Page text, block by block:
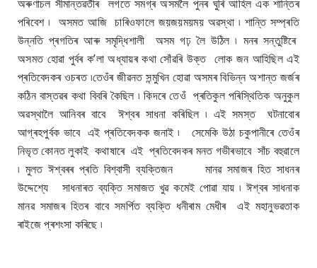
অৰুণাচল সীমান্তৱৰ্তীৰ লগতে সমগ্ৰ অসমলৈ পুনৰ ঘুৰি আহিল এক শান্তিৰ
পৰিবেশ ৷ অসমত আজি চাৰিওফালে জয়জয়ময়ময় অৱস্থা ৷ শান্তি সম্প্ৰতি
উন্নতি প্ৰগতিৰ আৰু সমৃদ্ধিশালী অসম গঢ় লৈ উঠিল ৷ মনৰ সন্তুষ্টিৰে
অসমত হোৱা পুৰ্বৰ ক’লা অধ্যায়ৰ কথা সোঁৱৰি উক্ত লোক জন আহিছিল এই
প্ৰতিবেদকৰ ওচৰত ৷তেওঁৰ জীৱনত সন্মুখিন হোৱা অসমৰ বিভিন্ন অশান্ত জৰ্জৰ
কঠিন বাস্তৱৰ কথা বিবৰি কৈছিল ৷ কিদৰে তেওঁ প্ৰতিকুল পৰিস্থিতিক অনুকুল
অৱস্থালৈ আনিবৰ বাবে ঈশ্বৰ সাধনা কৰিছিল ৷ এই সমস্ত ঘটনাবোৰ
আগ্ৰহপুৰ্বক ভাবে এই প্ৰতিবেদকক জনাই ৷ সেমেকি উঠা চকুপানীৰে তেওঁৰ
নিভৃত কোনত লুকাই কথাষাৰে এই প্ৰতিবেদকৰ মনত গভীৰভাবে সাঁচ বহুৱালে
৷ মুলত ঈশ্বৰৰ প্ৰতি বিশ্বাসী ব্যক্তিজন মানৱ সমাজৰ হিত সাধনৰ
উদ্দেশ্যে সাধনাৰত ব্যক্তি সমাজত খুৱ কমেই পোৱা যায় ৷ ঈশ্বৰ সাধনাক
মানৱ সমাজৰ হিতৰ বাবে সমৰ্পিত ব্যক্তি ধনীৰাম মেধীৰ এই মহানুভৱতাক
ৰাইজে প্ৰশংসা কৰিছে ৷